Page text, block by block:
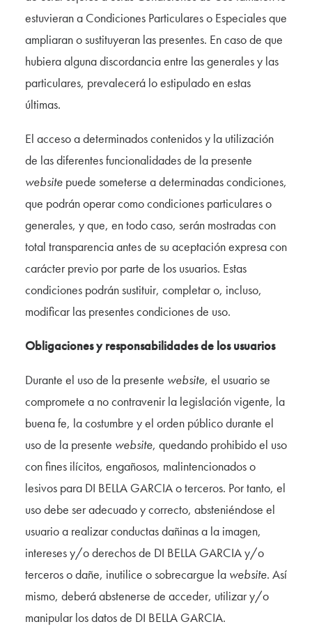
estuvieran a Condiciones Particulares o Especiales que
ampliaran o sustituyeran las presentes. En caso de que
hubiera alguna discordancia entre las generales y las
particulares, prevalecerá lo estipulado en estas
últimas.
El acceso a determinados contenidos y la utilización
de las diferentes funcionalidades de la presente
website puede someterse a determinadas condiciones,
que podrán operar como condiciones particulares o
generales, y que, en todo caso, serán mostradas con
total transparencia antes de su aceptación expresa con
carácter previo por parte de los usuarios. Estas
condiciones podrán sustituir, completar o, incluso,
modificar las presentes condiciones de uso.
Obligaciones y responsabilidades de los usuarios
Durante el uso de la presente website, el usuario se
compromete a no contravenir la legislación vigente, la
buena fe, la costumbre y el orden público durante el
uso de la presente website, quedando prohibido el uso
con fines ilícitos, engañosos, malintencionados o
lesivos para DI BELLA GARCIA o terceros. Por tanto, el
uso debe ser adecuado y correcto, absteniéndose el
usuario a realizar conductas dañinas a la imagen,
intereses y/o derechos de DI BELLA GARCIA y/o
terceros o dañe, inutilice o sobrecargue la website. Así
mismo, deberá abstenerse de acceder, utilizar y/o
manipular los datos de DI BELLA GARCIA.